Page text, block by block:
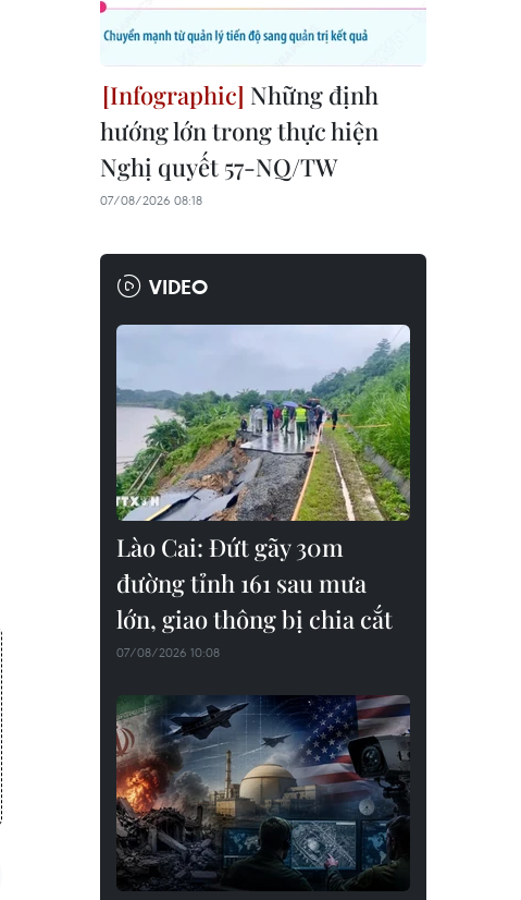
Những định
hướng lớn trong thực hiện
Nghị quyết 57-NQ/TW
07/08/2026 08:18
VIDEO
Lào Cai: Đứt gãy 30m
đường tỉnh 161 sau mưa
lớn, giao thông bị chia cắt
07/08/2026 10:08